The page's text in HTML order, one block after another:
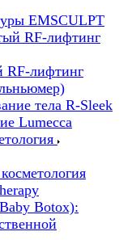
EMSCULPT
RF-лифтинг
лифтинг
тела R-Sleek
Lumecca
Botox):